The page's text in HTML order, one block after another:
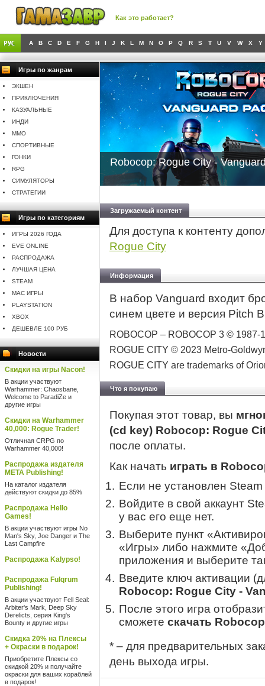
Как это работает?
A B C D E F G H I J K L M N O P Q R S T U V W X Y
Игры по жанрам
ЭКШЕН
ПРИКЛЮЧЕНИЯ
КАЗУАЛЬНЫЕ
ИНДИ
MMO
СПОРТИВНЫЕ
ГОНКИ
RPG
СИМУЛЯТОРЫ
СТРАТЕГИИ
Игры по категориям
ИГРЫ 2026 ГОДА
EVE ONLINE
РАСПРОДАЖА
ЛУЧШАЯ ЦЕНА
STEAM
MAC ИГРЫ
PLAYSTATION
XBOX
ДЕШЕВЛЕ 100 РУБ
Новости
Скидки на игры Nacon!
В акции участвуют
Warhammer: Chaosbane,
Welcome to ParadiZe и
другие игры
Скидки на Warhammer
40,000: Rogue Trader!
Отличная CRPG по
Warhammer 40,000!
Распродажа издателя
META Publishing!
На каталог издателя
действуют скидки до 85%
Распродажа Hello
Games!
В акции участвуют игры No
Man's Sky, Joe Danger и The
Last Campfire
Распродажа Kalypso!
Распродажа Fulqrum
Publishing!
В акции участвуют Fell Seal:
Arbiter's Mark, Deep Sky
Derelicts, серия King's
Bounty и другие игры
Скидка 20% на Плексы
+ Окраски в подарок!
Приобретите Плексы со
скидкой 20% и получайте
окраски для ваших кораблей
в подарок!
Robocop: Rogue City -
Загружаемый контент
Для доступа к контенту
Rogue City
Информация
В набор Vanguard входит
синем цвете и версия Pitch
ROBOCOP – ROBOCOP 3 ©
ROGUE CITY © 2023 Metro-
ROGUE CITY are trademarks of
Что я покупаю
Покупая этот товар, вы
(cd key) Robocop: Rogue
после оплаты.
Как начать играть в
Если не установлен
Войдите в свой аккаунт
у вас его еще нет.
Выберите пункт
«Игры» либо нажмите
приложения и выберите
Введите ключ активации
Robocop: Rogue City -
После этого игра
сможете скачать
* – для предварительных
день выхода игры.